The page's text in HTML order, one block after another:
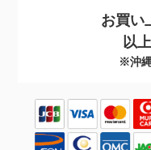
お買い
以
※沖